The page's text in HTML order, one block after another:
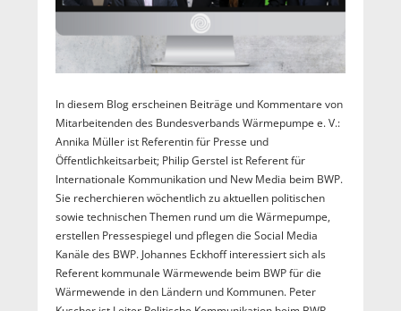
In diesem Blog erscheinen Beiträge und Kommentare von
Mitarbeitenden des Bundesverbands Wärmepumpe e. V.:
Annika Müller ist Referentin für Presse und
Öffentlichkeitsarbeit; Philip Gerstel ist Referent für
Internationale Kommunikation und New Media beim BWP.
Sie recherchieren wöchentlich zu aktuellen politischen
sowie technischen Themen rund um die Wärmepumpe,
erstellen Pressespiegel und pflegen die Social Media
Kanäle des BWP. Johannes Eckhoff interessiert sich als
Referent kommunale Wärmewende beim BWP für die
Wärmewende in den Ländern und Kommunen. Peter